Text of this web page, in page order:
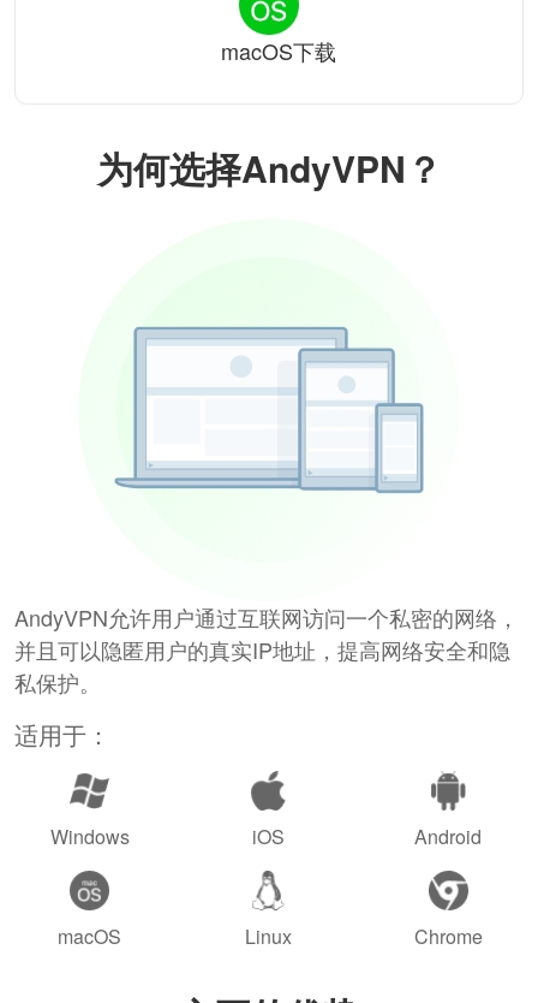
为何选择AndyVPN？
AndyVPN允许用户通过互联网访问一个私密的网络，
并且可以隐匿用户的真实IP地址，提高网络安全和隐
私保护。
适用于：
Windows iOS Android
macOS Linux Chrome
macOS下载